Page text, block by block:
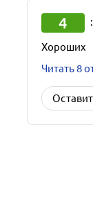
4
Хороших
:
Читать 8